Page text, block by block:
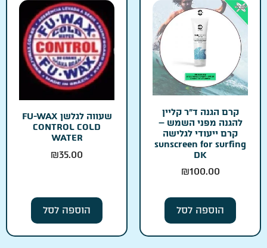
קרם הגנה ד״ר קליין
להגנה מפני השמש –
קרם ייעודי לגלישה
sunscreen for surfing
DK
₪100.00
הוספה לסל
שעווה לגלשן FU-WAX
CONTROL COLD
WATER
₪35.00
הוספה לסל